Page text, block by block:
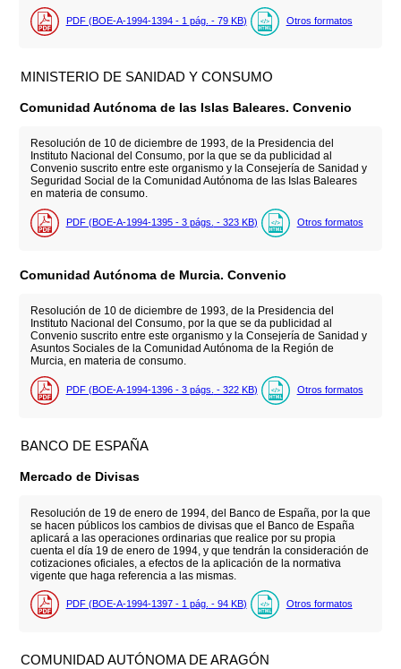
PDF (BOE-A-1994-1394 - 1 pág. - 79 KB) Otros formatos
MINISTERIO DE SANIDAD Y CONSUMO
Comunidad Autónoma de las Islas Baleares. Convenio
Resolución de 10 de diciembre de 1993, de la Presidencia del
Instituto Nacional del Consumo, por la que se da publicidad al
Convenio suscrito entre este organismo y la Consejería de Sanidad y
Seguridad Social de la Comunidad Autónoma de las Islas Baleares
en materia de consumo.
PDF (BOE-A-1994-1395 - 3 págs. - 323 KB) Otros formatos
Comunidad Autónoma de Murcia. Convenio
Resolución de 10 de diciembre de 1993, de la Presidencia del
Instituto Nacional del Consumo, por la que se da publicidad al
Convenio suscrito entre este organismo y la Consejería de Sanidad y
Asuntos Sociales de la Comunidad Autónoma de la Región de
Murcia, en materia de consumo.
PDF (BOE-A-1994-1396 - 3 págs. - 322 KB) Otros formatos
BANCO DE ESPAÑA
Mercado de Divisas
Resolución de 19 de enero de 1994, del Banco de España, por la que
se hacen públicos los cambios de divisas que el Banco de España
aplicará a las operaciones ordinarias que realice por su propia
cuenta el día 19 de enero de 1994, y que tendrán la consideración de
cotizaciones oficiales, a efectos de la aplicación de la normativa
vigente que haga referencia a las mismas.
PDF (BOE-A-1994-1397 - 1 pág. - 94 KB) Otros formatos
COMUNIDAD AUTÓNOMA DE ARAGÓN